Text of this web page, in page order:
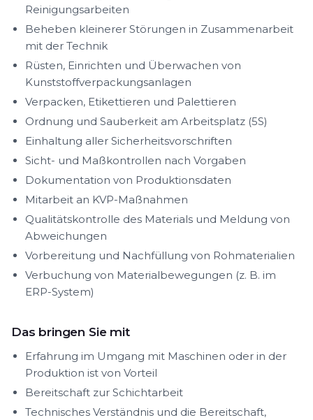
Reinigungsarbeiten
Beheben kleinerer Störungen in Zusammenarbeit
mit der Technik
Rüsten, Einrichten und Überwachen von
Kunststoffverpackungsanlagen
Verpacken, Etikettieren und Palettieren
Ordnung und Sauberkeit am Arbeitsplatz (5S)
Einhaltung aller Sicherheitsvorschriften
Sicht- und Maßkontrollen nach Vorgaben
Dokumentation von Produktionsdaten
Mitarbeit an KVP-Maßnahmen
Qualitätskontrolle des Materials und Meldung von
Abweichungen
Vorbereitung und Nachfüllung von Rohmaterialien
Verbuchung von Materialbewegungen (z. B. im
ERP-System)
Das bringen Sie mit
Erfahrung im Umgang mit Maschinen oder in der
Produktion ist von Vorteil
Bereitschaft zur Schichtarbeit
Technisches Verständnis und die Bereitschaft,